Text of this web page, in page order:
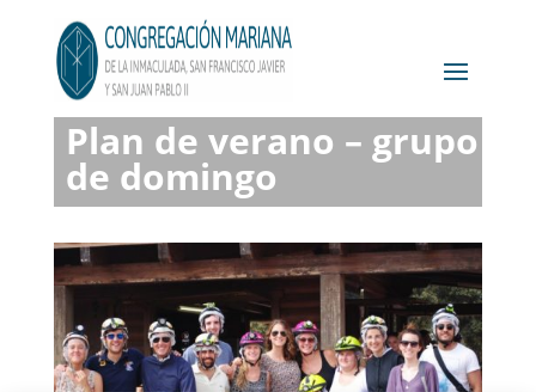
Plan de verano – grupo
de domingo